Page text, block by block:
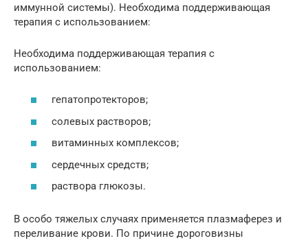
иммунной системы). Необходима поддерживающая
терапия с использованием:
Необходима поддерживающая терапия с
использованием:
гепатопротекторов;
солевых растворов;
витаминных комплексов;
сердечных средств;
раствора глюкозы.
В особо тяжелых случаях применяется плазмаферез и
переливание крови. По причине дороговизны